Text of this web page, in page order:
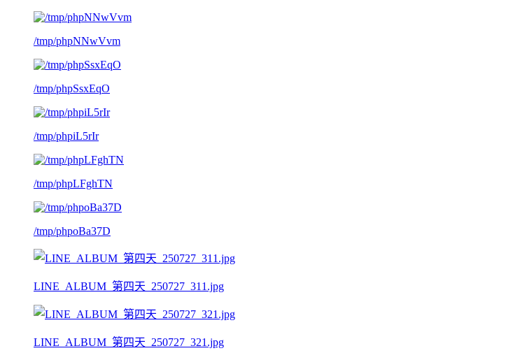
/tmp/phpNNwVvm
/tmp/phpSsxEqO
/tmp/phpiL5rIr
/tmp/phpLFghTN
/tmp/phpoBa37D
LINE_ALBUM_第四天_250727_311.jpg
LINE_ALBUM_第四天_250727_321.jpg